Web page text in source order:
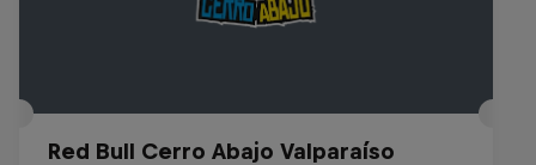
Red Bull Cerro Abajo Valparaíso